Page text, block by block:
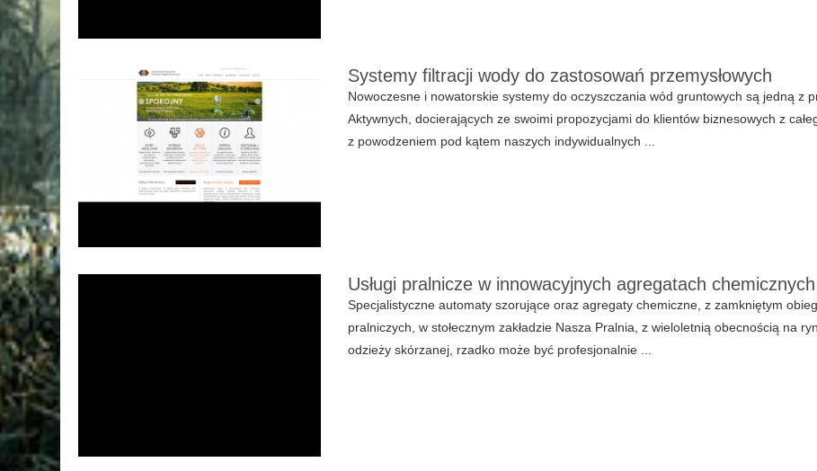
Systemy filtracji wody do zastosowań przemysłowych
Nowoczesne i nowatorskie systemy do oczyszczania wód gruntowych są jedną z
Aktywnych, docierających ze swoimi propozycjami do klientów biznesowych z
z powodzeniem pod kątem naszych indywidualnych ...
Usługi pralnicze w innowacyjnych agregatach chemicznych
Specjalistyczne automaty szorujące oraz agregaty chemiczne, z zamkniętym
pralniczych, w stołecznym zakładzie Nasza Pralnia, z wieloletnią obecnością na
odzieży skórzanej, rzadko może być profesjonalnie ...